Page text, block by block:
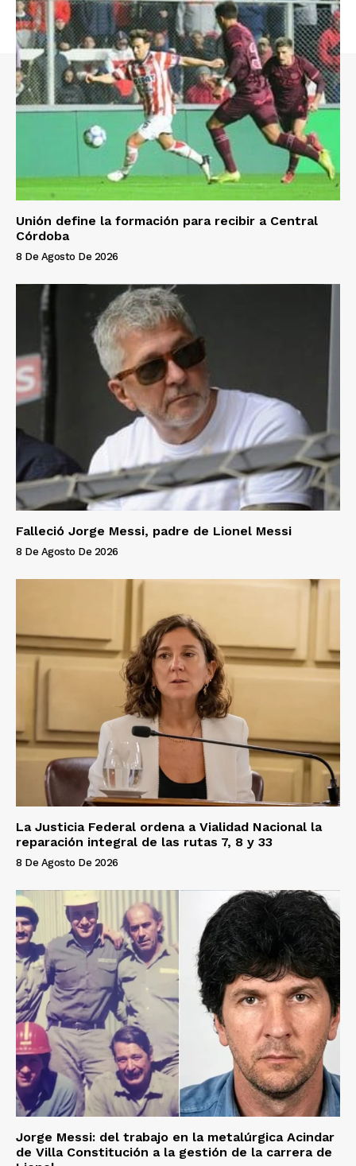
Unión define la formación para recibir a Central
Córdoba
8 De Agosto De 2026
Falleció Jorge Messi, padre de Lionel Messi
8 De Agosto De 2026
La Justicia Federal ordena a Vialidad Nacional la
reparación integral de las rutas 7, 8 y 33
8 De Agosto De 2026
Jorge Messi: del trabajo en la metalúrgica Acindar
de Villa Constitución a la gestión de la carrera de